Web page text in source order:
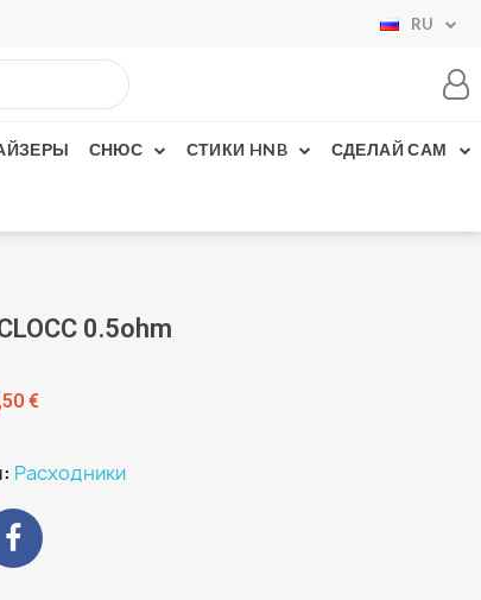
RU
СНЮС СТИКИ HNB СДЕЛАЙ САМ
0.5ohm
€
Расходники